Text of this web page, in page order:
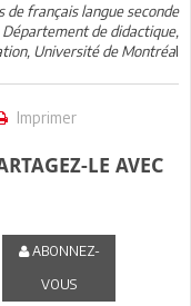
de français langue seconde
Département de didactique,
Université de Montréal
Imprimer
LE AVEC
ABONNEZ-
VOUS